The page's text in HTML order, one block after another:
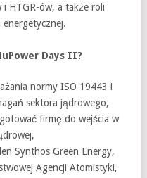
i HTGR-ów, a także roli
Days II?
normy ISO 19443 i
sektora jądrowego,
firmę do wejścia w
Synthos Green Energy,
Agencji Atomistyki,